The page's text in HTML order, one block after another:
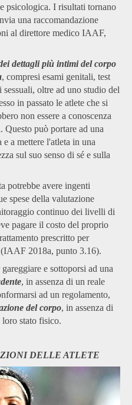
psicologica. I risultati tornano
una raccomandazione
al direttore medico IAAF,
dettagli più intimi del corpo
, compresi esami genitali, test
oltre ad uno studio del
in passato le atlete che si
non essere a conoscenza
Questo può portare ad una
a mettere l'atleta in una
sul suo senso di sé e sulla
potrebbe avere ingenti
spese della valutazione
continuo dei livelli di
pagare il costo del proprio
prescritto per
2018a, punto 3.16).
e sottoporsi ad una
, in assenza di un reale
ad un regolamento,
del corpo, in assenza di
stato fisico.
DELLE ATLETE